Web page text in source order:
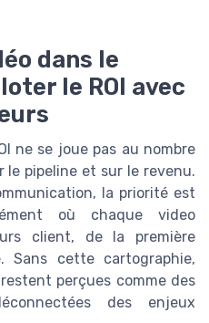
dans le
le ROI avec
ne se joue pas au nombre
le pipeline et sur le revenu.
la priorité est
où chaque video
client, de la première
Sans cette cartographie,
perçues comme des
des enjeux